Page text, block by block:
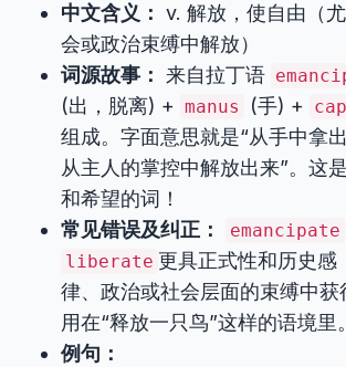
中文含义： v. 解放，使自由（
会或政治束缚中解放）
词源故事： 来自拉丁语
(出，脱离) + manus (手) +
组成。字面意思就是“从手中拿
从主人的掌控中解放出来”。这
和希望的词！
常见错误及纠正：
emancipate
liberate 更具正式性和历史感
律、政治或社会层面的束缚中获
用在“释放一只鸟”这样的语境里。
例句：